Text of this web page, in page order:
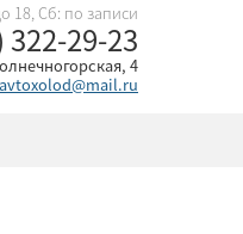
18, Cб: по записи
322-29-23
4
avtoxolod@mail.ru